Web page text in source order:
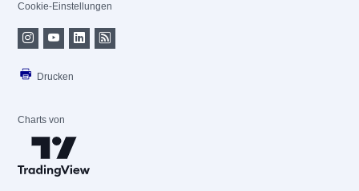
Cookie-Einstellungen
Drucken
Charts von